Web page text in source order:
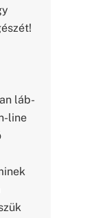
láb-
line